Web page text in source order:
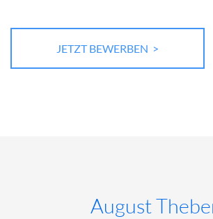
JETZT BEWERBEN >
August